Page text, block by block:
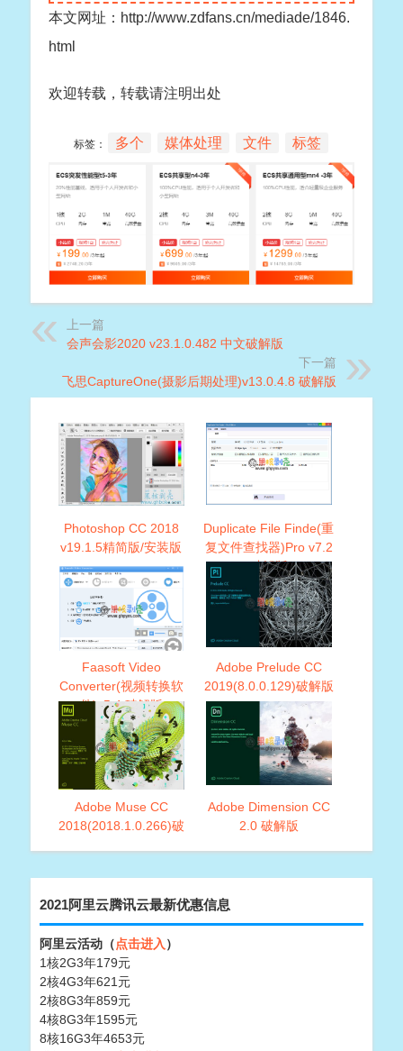
本文网址：http://www.zdfans.cn/mediade/1846.
html
欢迎转载，转载请注明出处
标签： 多个 媒体处理 文件 标签
上一篇
会声会影2020 v23.1.0.482 中文破解版
下一篇
飞思CaptureOne(摄影后期处理)v13.0.4.8 破解版
Photoshop CC 2018
v19.1.5精简版/安装版
Duplicate File Finde(重
复文件查找器)Pro v7.2
破解版
Faasoft Video
Converter(视频转换软
件)v5.4 破解版
Adobe Prelude CC
2019(8.0.0.129)破解版
Adobe Muse CC
2018(2018.1.0.266)破
Adobe Dimension CC
2.0 破解版
2021阿里云腾讯云最新优惠信息
阿里云活动（点击进入 ）
1核2G3年179元
2核4G3年621元
2核8G3年859元
4核8G3年1595元
8核16G3年4653元